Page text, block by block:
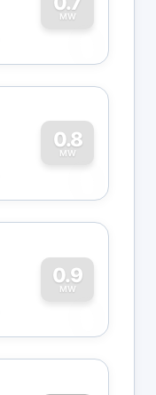
MW
0
0.8
MW
0
0.9
MW
0